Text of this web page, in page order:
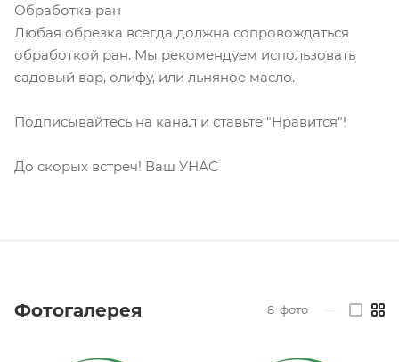
Обработка ран
Любая обрезка всегда должна сопровождаться
обработкой ран. Мы рекомендуем использовать
садовый вар, олифу, или льняное масло.
Подписывайтесь на канал и ставьте "Нравится"!
До скорых встреч! Ваш УНАС
Фотогалерея 8 фото